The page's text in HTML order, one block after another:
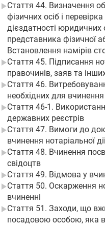
Стаття 44. Визначення
фізичних осіб і
дієздатності юридичних
представника фізичної
Встановлення намірів
Стаття 45. Підписання
правочинів, заяв та
Стаття 46.
необхідних для вчинення
Стаття 46-1.
державних реєстрів
Стаття 47. Вимоги до
вчинення нотаріальної
Стаття 48. Вчинення
свідоцтв
Стаття 49. Відмова у
Стаття 50. Оскарження
вчиненні
Стаття 51. Заходи, що
посадовою особою, яка